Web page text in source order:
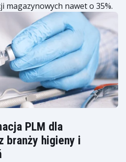
magazynowych nawet o 35%.
PLM dla
branży higieny i